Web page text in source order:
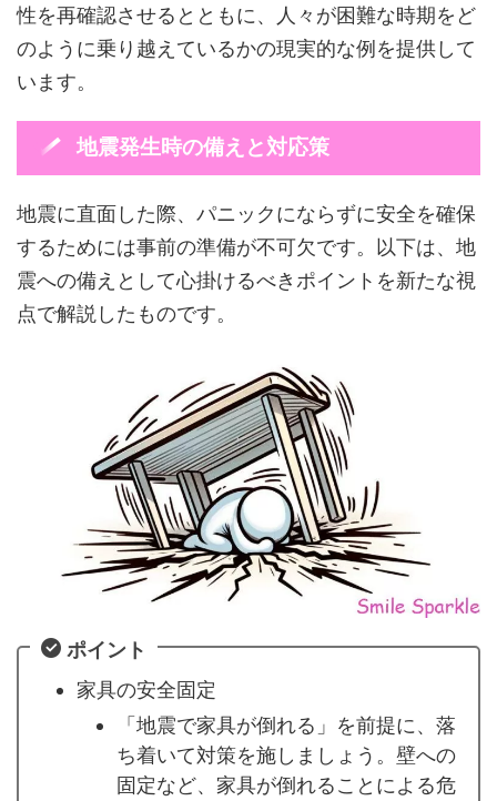
性を再確認させるとともに、人々が困難な時期をど
のように乗り越えているかの現実的な例を提供して
います。
地震発生時の備えと対応策
地震に直面した際、パニックにならずに安全を確保
するためには事前の準備が不可欠です。以下は、地
震への備えとして心掛けるべきポイントを新たな視
点で解説したものです。
ポイント
家具の安全固定
「地震で家具が倒れる」を前提に、落
ち着いて対策を施しましょう。壁への
固定など、家具が倒れることによる危